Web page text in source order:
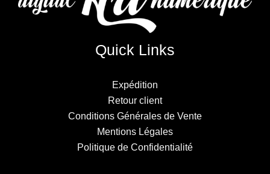
Quick Links
Expédition
Retour client
Conditions Générales de Vente
Mentions Légales
Politique de Confidentialité